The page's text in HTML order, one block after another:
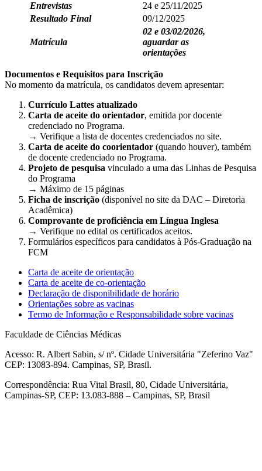
Entrevistas
24 e 25/11/2025
Resultado Final
09/12/2025
Matrícula
02 e 03/02/2026,
aguardar as
orientações
Documentos e Requisitos para Inscrição
No momento da matrícula, os candidatos devem apresentar:
Currículo Lattes atualizado
Carta de aceite do orientador, emitida por docente
credenciado no Programa.
→ Verifique a lista de docentes credenciados no site.
Carta de aceite do coorientador (quando houver), também
de docente credenciado no Programa.
Projeto de pesquisa vinculado a uma das Linhas de Pesquisa
do Programa
→ Máximo de 15 páginas
Ficha de inscrição (disponível no site da DAC – Diretoria
Acadêmica)
Comprovante de proficiência em Língua Inglesa
→ Verifique no edital os certificados aceitos.
Formulários específicos para candidatos à Pós-Graduação na
FCM
Carta de aceite de orientação
Carta de aceite de co-orientação
Declaração de disponibilidade de horário
Orientações sobre as vacinas
Termo de Informação e Responsabilidade sobre vacinas
Faculdade de Ciências Médicas
Acesso: R. Albert Sabin, s/ nº. Cidade Universitária "Zeferino Vaz"
CEP: 13083-894. Campinas, SP, Brasil.
Correspondência: Rua Vital Brasil, 80, Cidade Universitária,
Campinas-SP, CEP: 13.083-888 – Campinas, SP, Brasil